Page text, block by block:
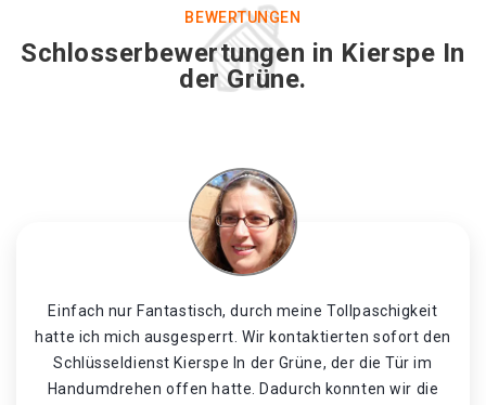
BEWERTUNGEN
Schlosserbewertungen in Kierspe In
der Grüne.
Einfach nur Fantastisch, durch meine Tollpaschigkeit
hatte ich mich ausgesperrt. Wir kontaktierten sofort den
Schlüsseldienst Kierspe In der Grüne, der die Tür im
Handumdrehen offen hatte. Dadurch konnten wir die